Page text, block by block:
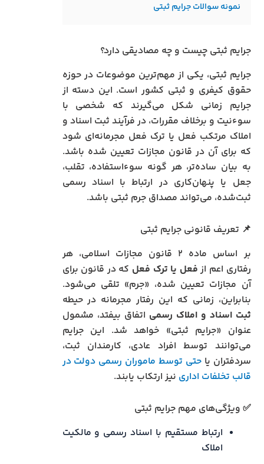
نمونه سوالات جرایم ثبتی
جرایم ثبتی چیست و چه مصادیقی دارد؟
جرایم ثبتی، یکی از مهم‌ترین موضوعات در حوزه
حقوق کیفری و ثبتی کشور است. این دسته از
جرایم زمانی شکل می‌گیرند که شخصی با
سوءنیت و برخلاف مقررات، در فرآیند ثبت اسناد و
املاک مرتکب فعل یا ترک فعل مجرمانه‌ای شود
که برای آن در قانون مجازات تعیین شده باشد.
به بیان ساده‌تر، هر گونه سوء‌استفاده، تقلب،
جعل یا پنهان‌کاری در ارتباط با اسناد رسمی
ثبت‌شده، می‌تواند مصداق جرم ثبتی باشد.
📌 تعریف قانونی جرایم ثبتی
بر اساس ماده ۲ قانون مجازات اسلامی، هر
رفتاری اعم از فعل یا ترک فعل که در قانون برای
آن مجازات تعیین شده، «جرم» تلقی می‌شود.
بنابراین، زمانی که این رفتار مجرمانه در حیطه
ثبت اسناد و املاک رسمی اتفاق بیفتد، مشمول
عنوان «جرایم ثبتی» خواهد شد. این جرایم
می‌توانند توسط افراد عادی، کارمندان ثبت،
سردفتران یاحتی توسط ماموران رسمی دولت در
قالب تخلفات اداری نیز ارتکاب یابند.
✅ ویژگی‌های مهم جرایم ثبتی
ارتباط مستقیم با اسناد رسمی و مالکیت
املاک